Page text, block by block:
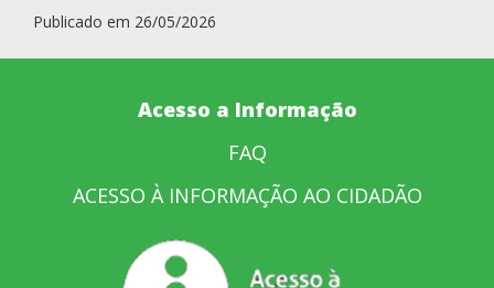
Publicado em 26/05/2026
Acesso a Informação
FAQ
ACESSO À INFORMAÇÃO AO CIDADÃO